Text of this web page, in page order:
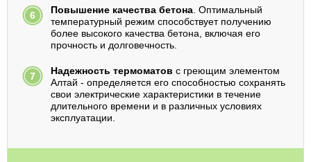
Повышение качества бетона . Оптимальный
температурный режим способствует получению
более высокого качества бетона, включая его
прочность и долговечность.
Надежность термоматов с греющим элементом
Алтай - определяется его способностью сохранять
свои электрические характеристики в течение
длительного времени и в различных условиях
эксплуатации.